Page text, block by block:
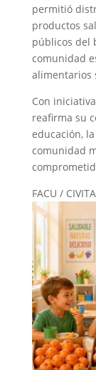
permitió
productos
públicos del
comunidad
alimentarios
Con
reafirma su
educación,
comunidad
FACU /